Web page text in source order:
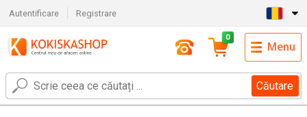
Autentificare Registrare
Căutare
0
Menu